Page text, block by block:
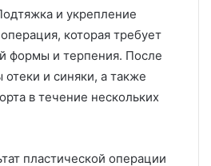
и укрепление
которая требует
формы и терпения. После
и синяки, а также
в течение нескольких
пластической операции